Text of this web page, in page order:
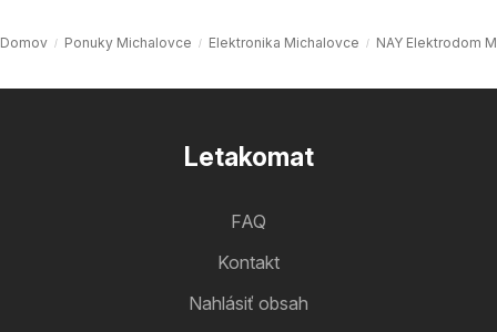
Domov Ponuky Michalovce Elektronika Michalovce NAY Elektrodom
Letakomat
FAQ
Kontakt
Nahlásiť obsah